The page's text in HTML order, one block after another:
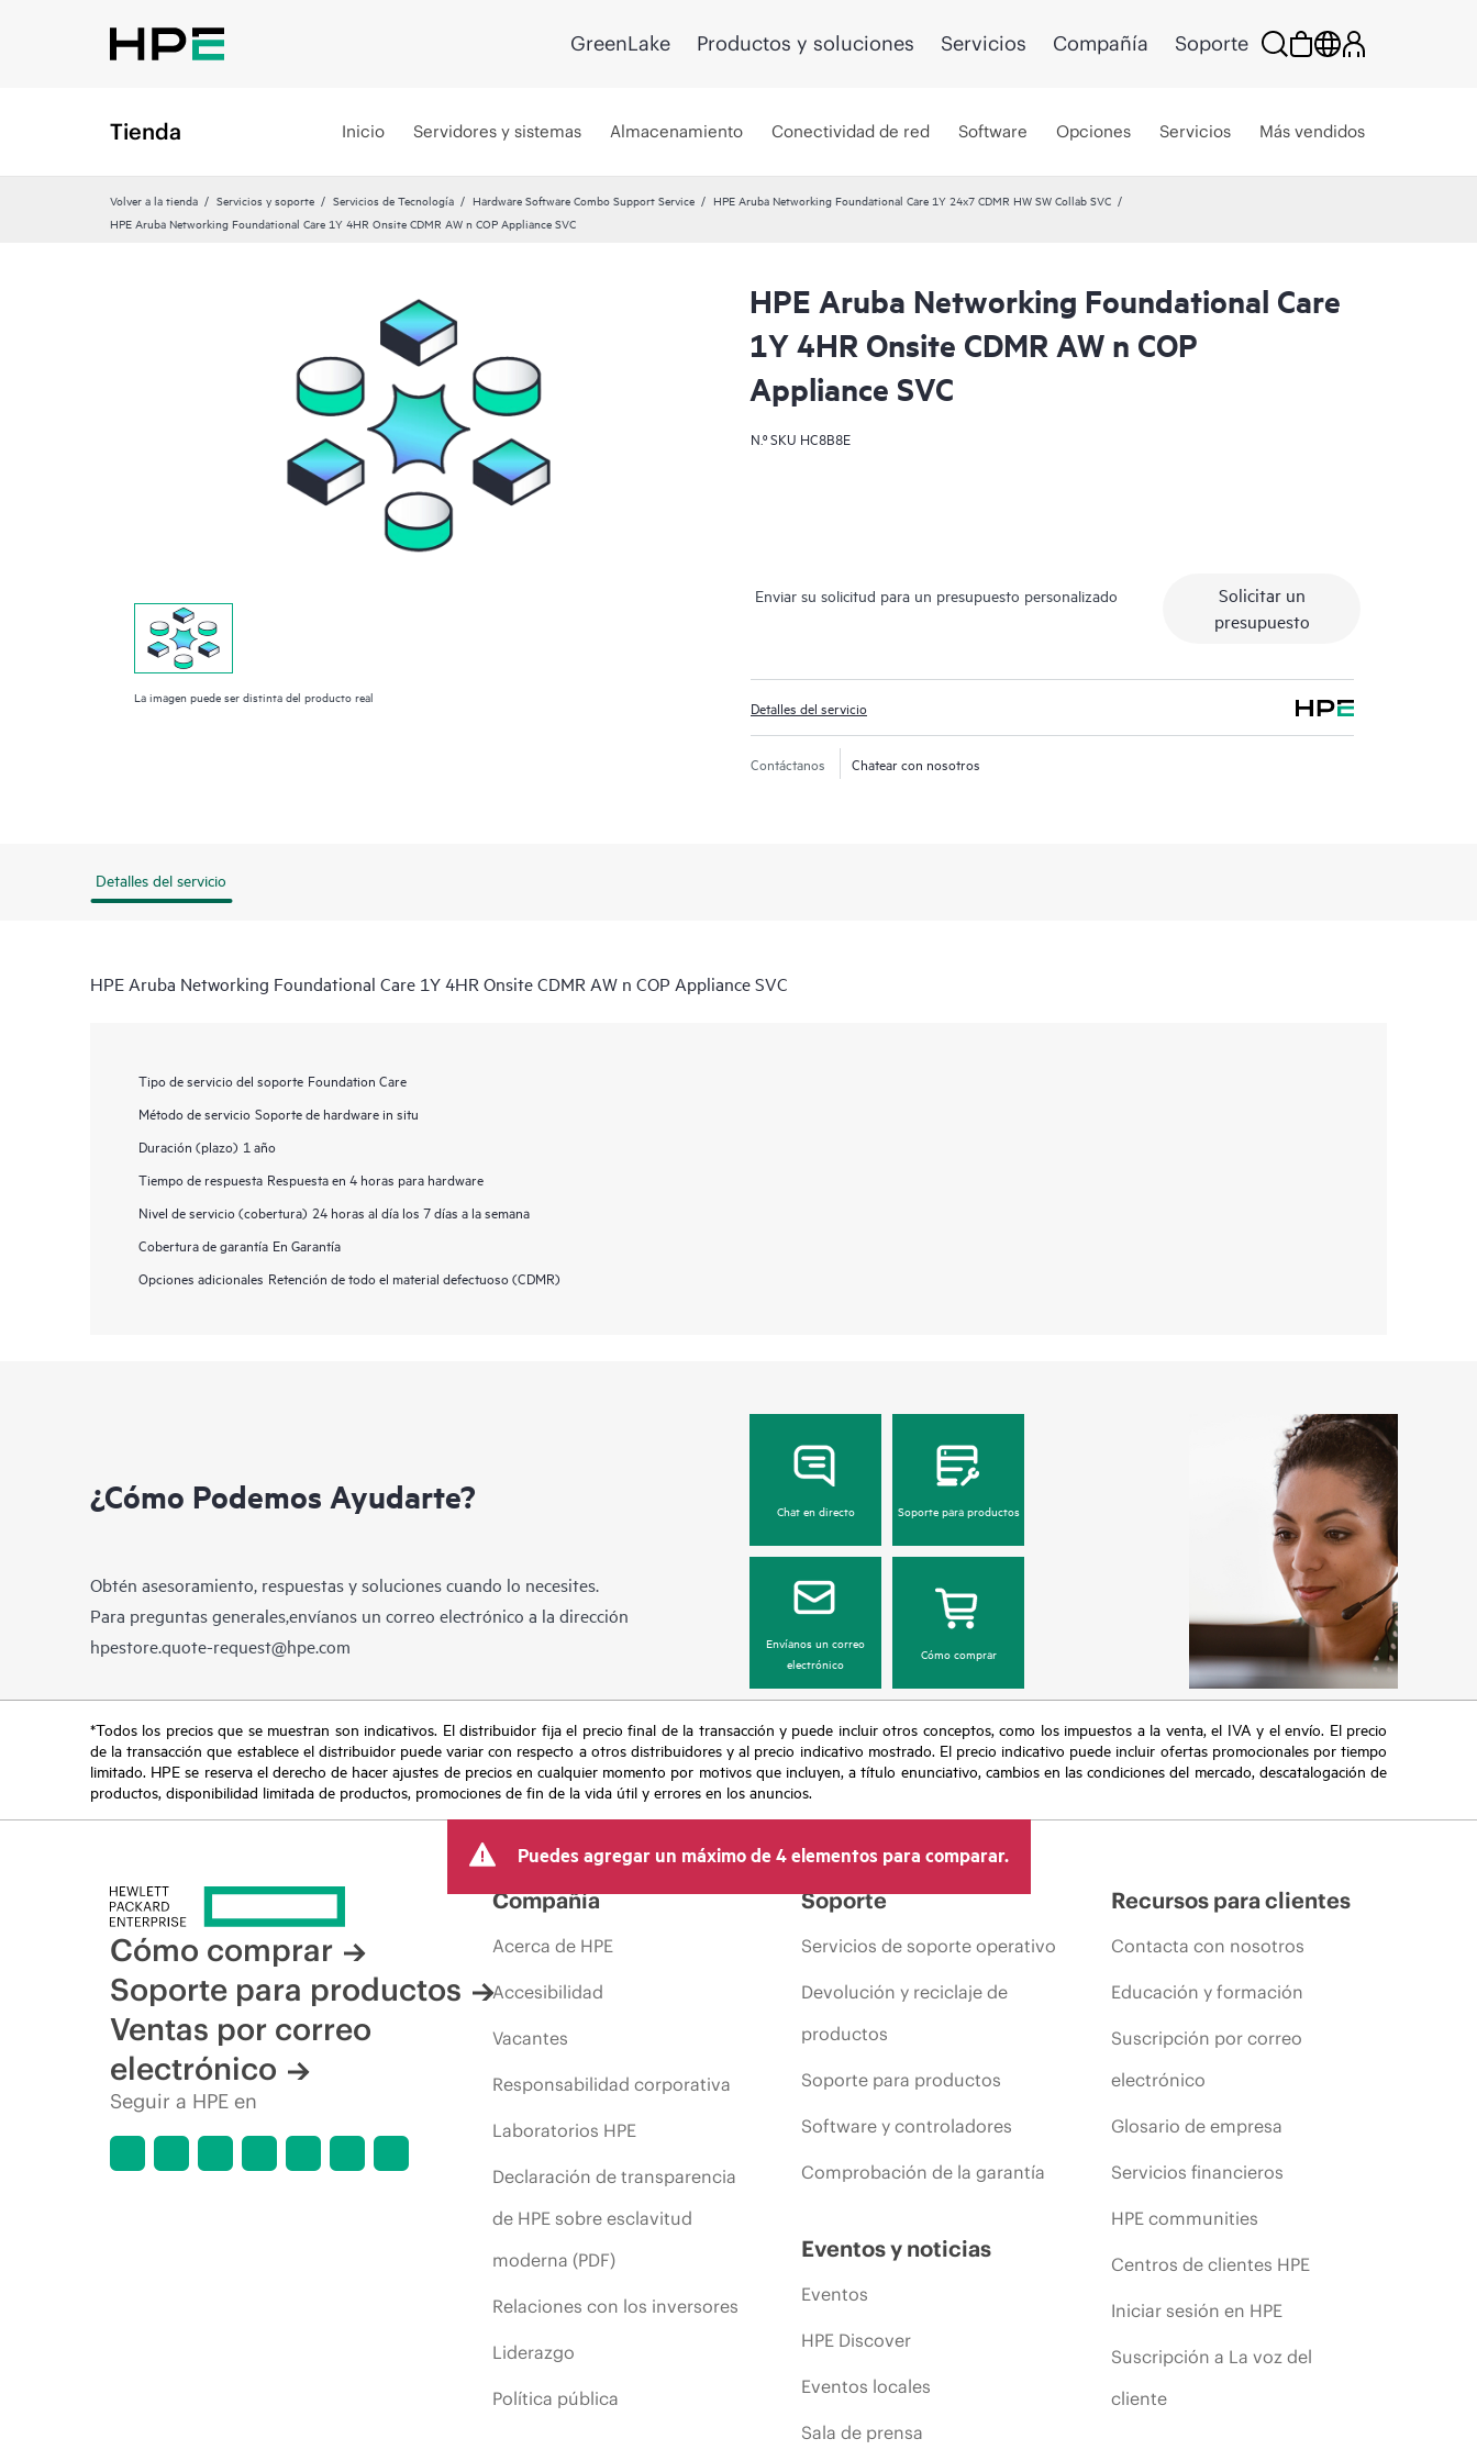
GreenLake Productos y soluciones Servicios Compañía Soporte
Tienda Inicio Servidores y sistemas Almacenamiento Conectividad de red Software Opciones Servicios Más vendidos
Volver a la tienda Servicios y soporte Servicios de Tecnología Hardware Software Combo Support Service
HPE Aruba Networking Foundational Care 1Y 24x7 CDMR HW SW Collab SVC
HPE Aruba Networking Foundational Care 1Y 4HR Onsite CDMR AW n COP Appliance SVC
La imagen puede ser distinta del producto real
HPE Aruba Networking Foundational Care
1Y 4HR Onsite CDMR AW n COP
Appliance SVC
N.º SKU HC8B8E
Enviar su solicitud para un presupuesto personalizado
Solicitar un
presupuesto
Detalles del servicio
Contáctanos Chatear con nosotros
Detalles del servicio
HPE Aruba Networking Foundational Care 1Y 4HR Onsite CDMR AW n COP Appliance SVC
Tipo de servicio del soporte Foundation Care
Método de servicio Soporte de hardware in situ
Duración (plazo) 1 año
Tiempo de respuesta Respuesta en 4 horas para hardware
Nivel de servicio (cobertura) 24 horas al día los 7 días a la semana
Cobertura de garantía En Garantía
Opciones adicionales Retención de todo el material defectuoso (CDMR)
¿Cómo Podemos Ayudarte?
Obtén asesoramiento, respuestas y soluciones cuando lo necesites.
Para preguntas generales,envíanos un correo electrónico a la dirección
hpestore.quote-request@hpe.com
Chat en directo Soporte para productos
Envíanos un correo
electrónico
Cómo comprar
*Todos los precios que se muestran son indicativos. El distribuidor fija el precio final de la transacción y puede incluir otros conceptos, como los impuestos a la venta, el IVA y el envío. El precio
de la transacción que establece el distribuidor puede variar con respecto a otros distribuidores y al precio indicativo mostrado. El precio indicativo puede incluir ofertas promocionales por tiempo
limitado. HPE se reserva el derecho de hacer ajustes de precios en cualquier momento por motivos que incluyen, a título enunciativo, cambios en las condiciones del mercado, descatalogación de
productos, disponibilidad limitada de productos, promociones de fin de la vida útil y errores en los anuncios.
Puedes agregar un máximo de 4 elementos para comparar.
Cómo comprar
Soporte para productos
Ventas por correo
electrónico
Seguir a HPE en
Compañía
Acerca de HPE
Accesibilidad
Vacantes
Responsabilidad corporativa
Laboratorios HPE
Declaración de transparencia
de HPE sobre esclavitud
moderna (PDF)
Relaciones con los inversores
Liderazgo
Política pública
Soporte
Servicios de soporte operativo
Devolución y reciclaje de
productos
Soporte para productos
Software y controladores
Comprobación de la garantía
Eventos y noticias
Eventos
HPE Discover
Eventos locales
Sala de prensa
Recursos para clientes
Contacta con nosotros
Educación y formación
Suscripción por correo
electrónico
Glosario de empresa
Servicios financieros
HPE communities
Centros de clientes HPE
Iniciar sesión en HPE
Suscripción a La voz del
cliente